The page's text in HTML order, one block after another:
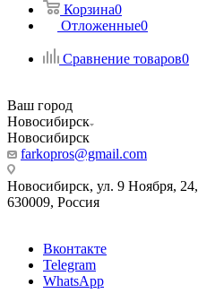
Корзина0
Отложенные0
Сравнение товаров0
Ваш город
Новосибирск
Новосибирск
farkopros@gmail.com
Новосибирск, ул. 9 Ноября, 24,
630009, Россия
Вконтакте
Telegram
WhatsApp